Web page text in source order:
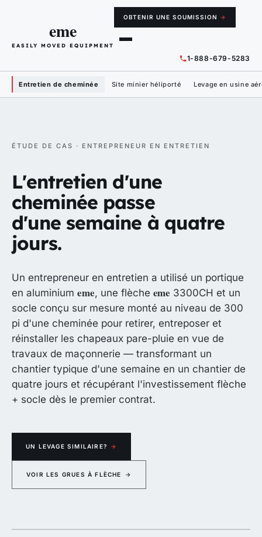
eme
EASILY MOVED EQUIPMENT
1-888-679-5283
OBTENIR UNE SOUMISSION →
Entretien de cheminée Site minier héliporté Levage en usine
ÉTUDE DE CAS · ENTREPRENEUR EN ENTRETIEN
L'entretien d'une
cheminée passe
d'une semaine à quatre
jours.
Un entrepreneur en entretien a utilisé un portique
en aluminium eme, une flèche eme 3300CH et un
socle conçu sur mesure monté au niveau de 300
pi d'une cheminée pour retirer, entreposer et
réinstaller les chapeaux pare-pluie en vue de
travaux de maçonnerie — transformant un
chantier typique d'une semaine en un chantier de
quatre jours et récupérant l'investissement flèche
+ socle dès le premier contrat.
UN LEVAGE SIMILAIRE? →
VOIR LES GRUES À FLÈCHE →